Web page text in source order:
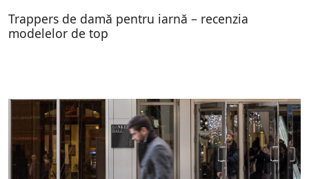
Trappers de damă pentru iarnă – recenzia
modelelor de top